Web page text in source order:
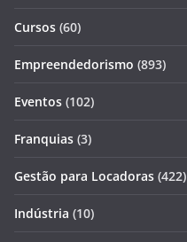
Cursos (60)
Empreendedorismo (893)
Eventos (102)
Franquias (3)
Gestão para Locadoras (422)
Indústria (10)